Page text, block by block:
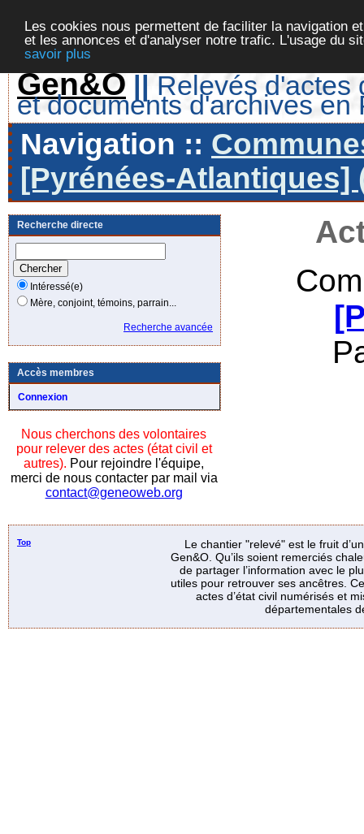
Les cookies nous permettent de faciliter la navigation
et les annonces et d'analyser notre trafic. L'usage du
savoir plus
Gen&O || Relevés d'actes
et documents d'archives en
Navigation ::
[Pyrénées-Atlantiques]
Recherche directe
Intéressé(e)
Mère, conjoint, témoins, parrain...
Recherche avancée
Accès membres
Connexion
Nous cherchons des volontaires
pour relever des actes (état civil et
autres). Pour rejoindre l'équipe,
merci de nous contacter par mail via
contact@geneoweb.org
Top
Le chantier "relevé" est le fruit
Gen&O. Qu’ils soient remerciés
de partager l’information avec le
utiles pour retrouver ses ancêtres.
actes d’état civil numérisés et
départementales